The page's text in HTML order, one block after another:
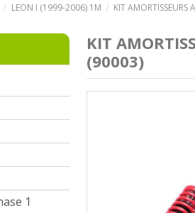
LEON I (1999-2006) 1M KIT
KIT
(90003)
1